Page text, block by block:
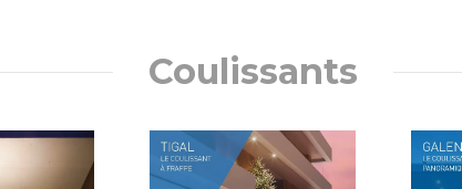
Coulissants